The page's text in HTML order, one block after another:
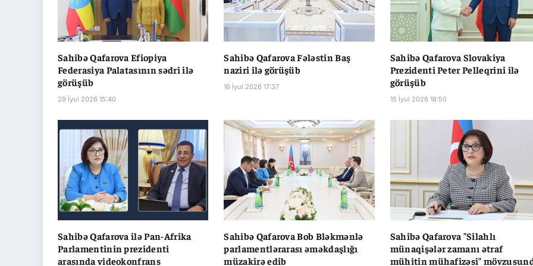
Sahibə Qafarova Efiopiya
Federasiya Palatasının sədri ilə
görüşüb
29 İyul 2026 15:40
Sahibə Qafarova Fələstin Baş
naziri ilə görüşüb
16 İyul 2026 17:37
Sahibə Qafarova Slovakiya
Prezidenti Peter Pelleqrini ilə
görüşüb
15 İyul 2026 18:50
Sahibə Qafarova ilə Pan-Afrika
Parlamentinin prezidenti
arasında videokonfrans
Sahibə Qafarova Bob Bləkmənlə
parlamentlərarası əməkdaşlığı
müzakirə edib
Sahibə Qafarova "Silahlı
münaqişələr zamanı ətraf
mühitin mühafizəsi"